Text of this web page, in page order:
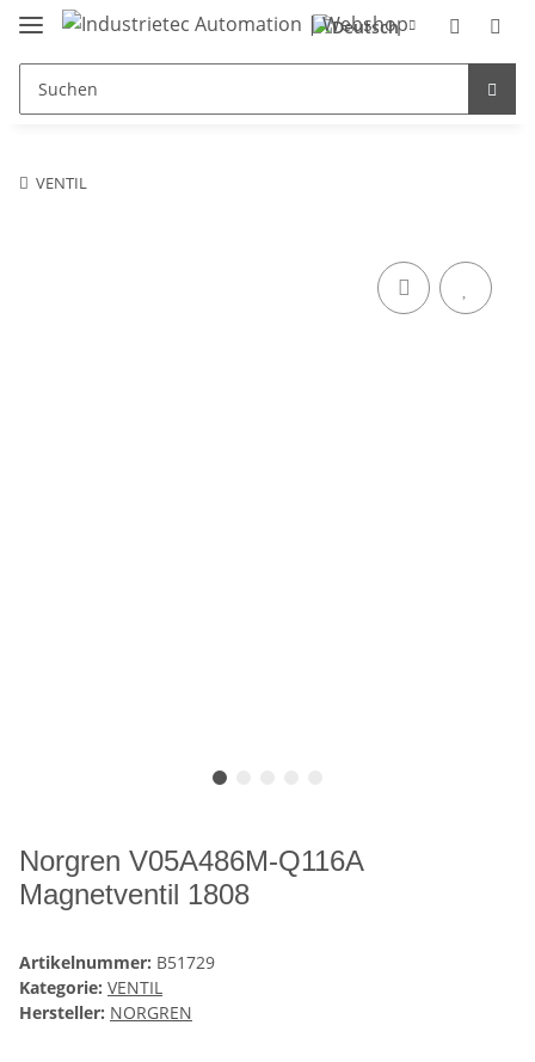
VENTIL
Norgren V05A486M-Q116A
Magnetventil 1808
Artikelnummer: B51729
Kategorie: VENTIL
Hersteller: NORGREN